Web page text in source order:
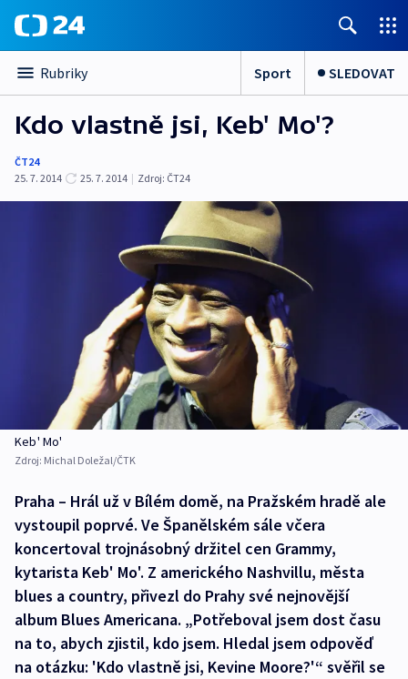
Rubriky Sport SLEDOVAT
Kdo vlastně jsi, Keb' Mo'?
ČT24
25. 7. 2014
25. 7. 2014 | Zdroj: ČT24
Keb' Mo'
Zdroj: Michal Doležal/ČTK
Praha – Hrál už v Bílém domě, na Pražském hradě ale
vystoupil poprvé. Ve Španělském sále včera
koncertoval trojnásobný držitel cen Grammy,
kytarista Keb' Mo'. Z amerického Nashvillu, města
blues a country, přivezl do Prahy své nejnovější
album Blues Americana. „Potřeboval jsem dost času
na to, abych zjistil, kdo jsem. Hledal jsem odpověď
na otázku: 'Kdo vlastně jsi, Kevine Moore?'“ svěřil se